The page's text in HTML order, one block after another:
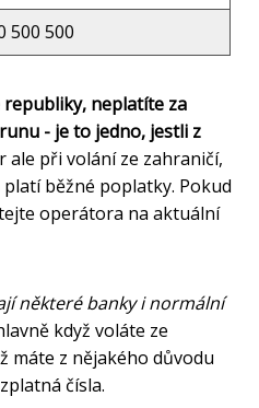
500 500
republiky, neplatíte za
- je to jedno, jestli z
ale při volání ze zahraničí,
běžné poplatky. Pokud
operátora na aktuální
některé banky i normální
když voláte ze
máte z nějakého důvodu
čísla.